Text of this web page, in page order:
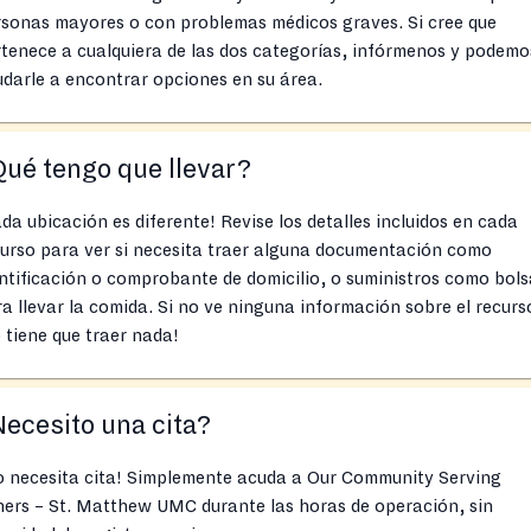
mayores o con problemas médicos graves. Si cree que
a cualquiera de las dos categorías, infórmenos y
a encontrar opciones en su área.
tengo que llevar?
ubicación es diferente! Revise los detalles incluidos en cada
para ver si necesita traer alguna documentación como
o comprobante de domicilio, o suministros como
llevar la comida. Si no ve ninguna información sobre el
tiene que traer nada!
una cita?
necesita cita! Simplemente acuda a Our Community Serving
– St. Matthew UMC durante las horas de operación, sin